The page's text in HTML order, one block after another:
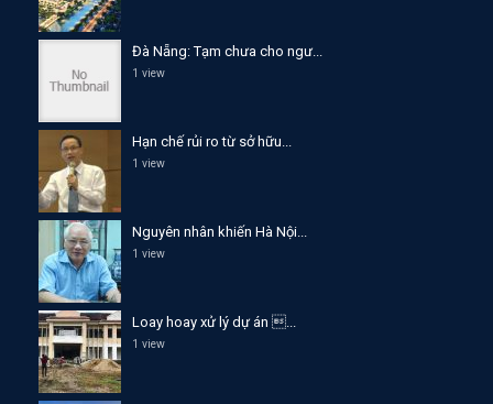
Đà Nẵng: Tạm chưa cho ngư...
1 view
Hạn chế rủi ro từ sở hữu...
1 view
Nguyên nhân khiến Hà Nội...
1 view
Loay hoay xử lý dự án ...
1 view